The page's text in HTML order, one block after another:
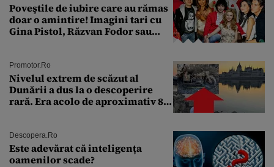
Poveştile de iubire care au rămas
doar o amintire! Imagini tari cu
Gina Pistol, Răzvan Fodor sau
Promotor.ro
Nivelul extrem de scăzut al
Dunării a dus la o descoperire
rară. Era acolo de aproximativ 80
Descopera.ro
Este adevărat că inteligența
oamenilor scade?